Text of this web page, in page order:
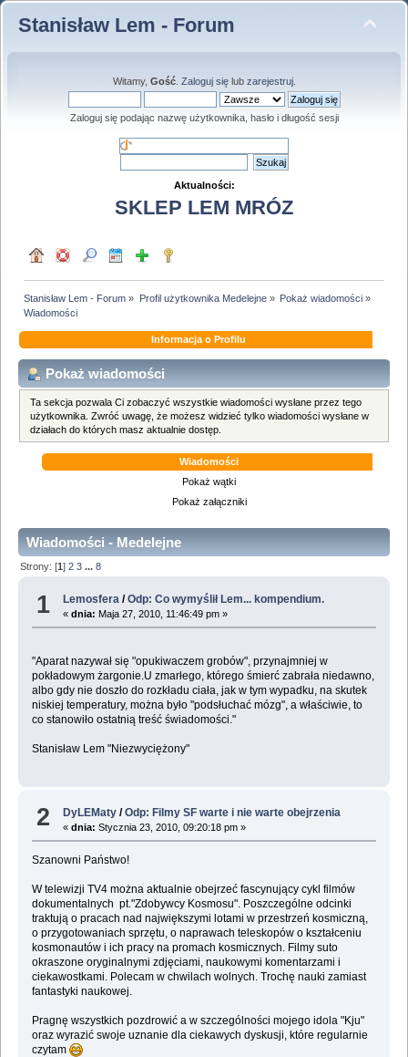
Stanisław Lem - Forum
Witamy, Gość. Zaloguj sięlub zarejestruj.
Zaloguj się podając nazwę użytkownika, hasło i długość sesji
Aktualności:
SKLEP LEM MRÓZ
Stanisław Lem - Forum » Profil użytkownika Medelejne» Pokaż wiadomości»
Wiadomości
Informacja o Profilu
Pokaż wiadomości
Ta sekcja pozwala Ci zobaczyć wszystkie wiadomości wysłane przez tego
użytkownika. Zwróć uwagę, że możesz widzieć tylko wiadomości wysłane w
działach do których masz aktualnie dostęp.
Wiadomości
Pokaż wątki
Pokaż załączniki
Wiadomości - Medelejne
Strony: [1]2 3 ...8
1 Lemosfera /Odp: Co wymyślił Lem... kompendium.
«dnia: Maja 27, 2010, 11:46:49 pm »
"Aparat nazywał się "opukiwaczem grobów", przynajmniej w
pokładowym żargonie.U zmarłego, którego śmierć zabrała niedawno,
albo gdy nie doszło do rozkładu ciała, jak w tym wypadku, na skutek
niskiej temperatury, można było "podsłuchać mózg", a właściwie, to
co stanowiło ostatnią treść świadomości."
Stanisław Lem "Niezwyciężony"
2 DyLEMaty /Odp: Filmy SF warte i nie warte obejrzenia
«dnia: Stycznia 23, 2010, 09:20:18 pm »
Szanowni Państwo!
W telewizji TV4 można aktualnie obejrzeć fascynujący cykl filmów
dokumentalnych pt."Zdobywcy Kosmosu". Poszczególne odcinki
traktują o pracach nad największymi lotami w przestrzeń kosmiczną,
o przygotowaniach sprzętu, o naprawach teleskopów o kształceniu
kosmonautów i ich pracy na promach kosmicznych. Filmy suto
okraszone oryginalnymi zdjęciami, naukowymi komentarzami i
ciekawostkami. Polecam w chwilach wolnych. Trochę nauki zamiast
fantastyki naukowej.
Pragnę wszystkich pozdrowić a w szczególności mojego idola "Kju"
oraz wyrazić swoje uznanie dla ciekawych dyskusji, które regularnie
czytam